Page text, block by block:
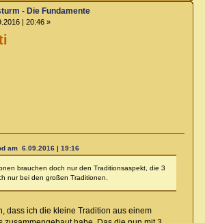
- Die Fundamente
| 20:46 »
am 6.09.2016 | 19:16
brauchen doch nur den Traditionsaspekt, die 3
nur bei den großen Traditionen.
dass ich die kleine Tradition aus einem